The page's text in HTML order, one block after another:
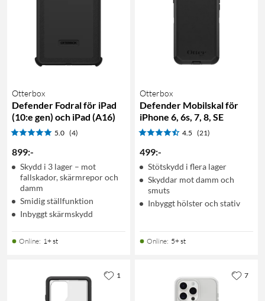
Otterbox
Defender Fodral för iPad
(10:e gen) och iPad (A16)
5.0 (4)
899:-
Skydd i 3 lager – mot
fallskador, skärmrepor och
damm
Smidig ställfunktion
Inbyggt skärmskydd
Online: 1+ st
Otterbox
Defender Mobilskal för
iPhone 6, 6s, 7, 8, SE
4.5 (21)
499:-
Stötskydd i flera lager
Skyddar mot damm och
smuts
Inbyggt hölster och stativ
Online: 5+ st
1 7